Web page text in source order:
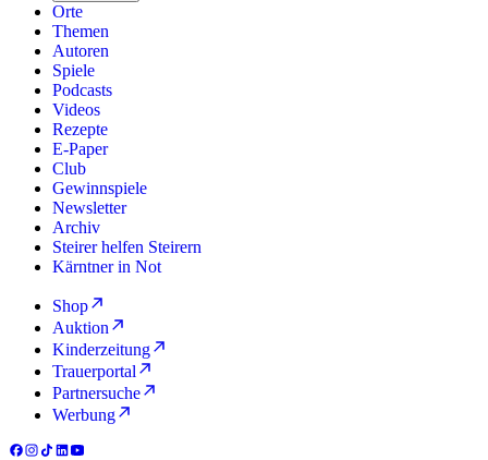
Orte
Themen
Autoren
Spiele
Podcasts
Videos
Rezepte
E-Paper
Club
Gewinnspiele
Newsletter
Archiv
Steirer helfen Steirern
Kärntner in Not
Shop
Auktion
Kinderzeitung
Trauerportal
Partnersuche
Werbung